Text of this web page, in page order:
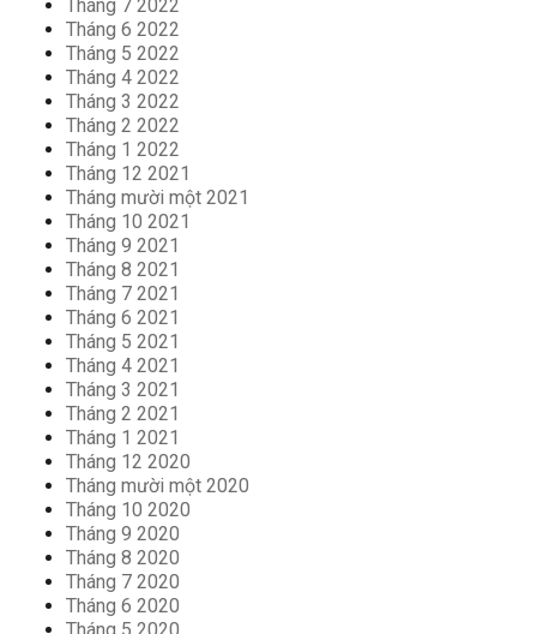
Tháng 7 2022
Tháng 6 2022
Tháng 5 2022
Tháng 4 2022
Tháng 3 2022
Tháng 2 2022
Tháng 1 2022
Tháng 12 2021
Tháng mười một 2021
Tháng 10 2021
Tháng 9 2021
Tháng 8 2021
Tháng 7 2021
Tháng 6 2021
Tháng 5 2021
Tháng 4 2021
Tháng 3 2021
Tháng 2 2021
Tháng 1 2021
Tháng 12 2020
Tháng mười một 2020
Tháng 10 2020
Tháng 9 2020
Tháng 8 2020
Tháng 7 2020
Tháng 6 2020
Tháng 5 2020